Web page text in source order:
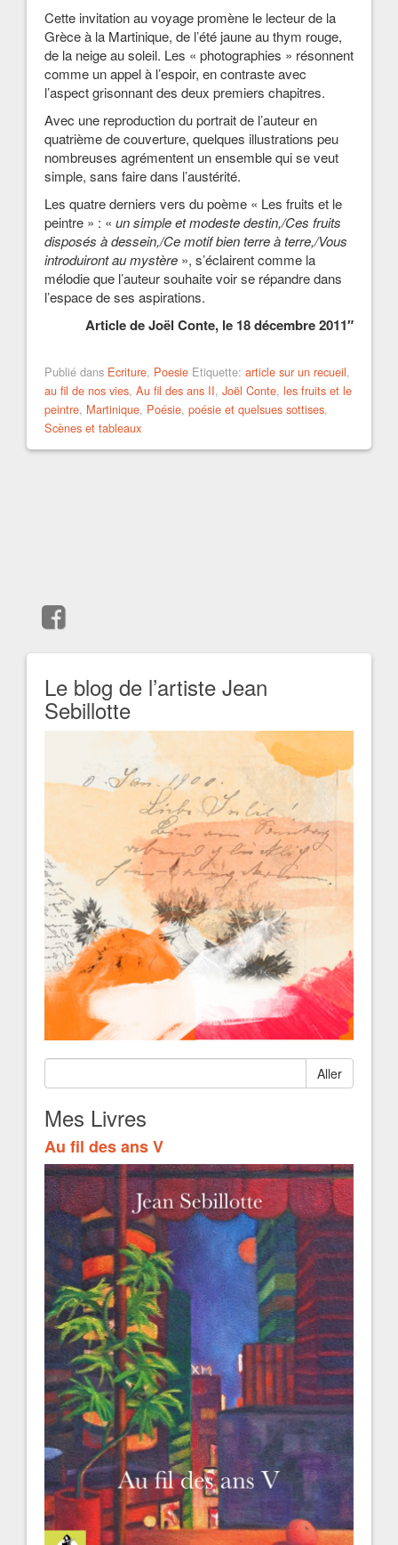
Cette invitation au voyage promène le lecteur de la
Grèce à la Martinique, de l’été jaune au thym rouge,
de la neige au soleil. Les « photographies » résonnent
comme un appel à l’espoir, en contraste avec
l’aspect grisonnant des deux premiers chapitres.
Avec une reproduction du portrait de l’auteur en
quatrième de couverture, quelques illustrations peu
nombreuses agrémentent un ensemble qui se veut
simple, sans faire dans l’austérité.
Les quatre derniers vers du poème « Les fruits et le
peintre » : « un simple et modeste destin,/Ces fruits
disposés à dessein,/Ce motif bien terre à terre,/Vous
introduiront au mystère », s’éclairent comme la
mélodie que l’auteur souhaite voir se répandre dans
l’espace de ses aspirations.
Article de Joël Conte, le 18 décembre 2011″
Publié dans Ecriture, Poesie Etiquette: article sur un recueil,
au fil de nos vies, Au fil des ans II, Joël Conte, les fruits et le
peintre, Martinique, Poésie, poésie et quelsues sottises,
Scènes et tableaux
Le blog de l’artiste Jean
Sebillotte
Aller
Mes Livres
Au fil des ans V